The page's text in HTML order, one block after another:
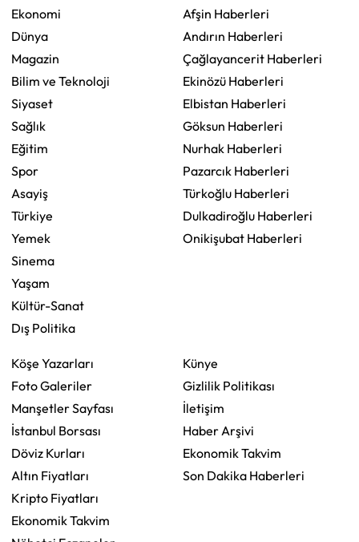
Ekonomi
Dünya
Magazin
Bilim ve Teknoloji
Siyaset
Sağlık
Eğitim
Spor
Asayiş
Türkiye
Yemek
Sinema
Yaşam
Kültür-Sanat
Dış Politika
Afşin Haberleri
Andırın Haberleri
Çağlayancerit Haberleri
Ekinözü Haberleri
Elbistan Haberleri
Göksun Haberleri
Nurhak Haberleri
Pazarcık Haberleri
Türkoğlu Haberleri
Dulkadiroğlu Haberleri
Onikişubat Haberleri
Köşe Yazarları
Foto Galeriler
Manşetler Sayfası
İstanbul Borsası
Döviz Kurları
Altın Fiyatları
Kripto Fiyatları
Ekonomik Takvim
Künye
Gizlilik Politikası
İletişim
Haber Arşivi
Ekonomik Takvim
Son Dakika Haberleri